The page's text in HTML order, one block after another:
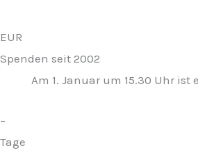
EUR
Spenden seit 2002
Am 1. Januar um 15.30 Uhr ist
–
Tage